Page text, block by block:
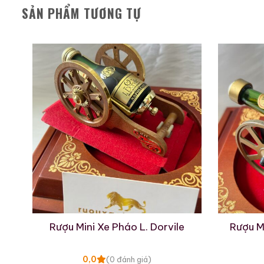
Rượu Thuốc Chí Bảo
Tam Dương
500ml / 40%
0,0 (0 đánh giá)
SẢN PHẨM TƯƠNG TỰ
Rượu Mini Xe Pháo L. Dorvile
0,0 (0 đánh giá)
Rượu